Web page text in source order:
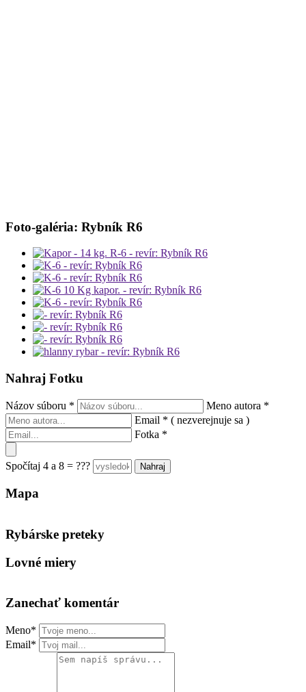
Foto-galéria: Rybník R6
Nahraj Fotku
Názov súboru * Meno autora *
Email * ( nezverejnuje sa )
Fotka *
Spočítaj 4 a 8 = ???
Mapa
Rybárske preteky
Lovné miery
Zanechať komentár
Meno*
Email*